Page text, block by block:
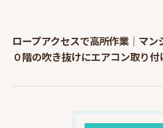
ロープアクセスで高所作業｜マン
０階の吹き抜けにエアコン取り付